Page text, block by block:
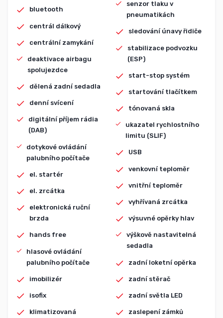
bluetooth
centrál dálkový
centrální zamykání
deaktivace airbagu
spolujezdce
dělená zadní sedadla
denní svícení
digitální příjem rádia
(DAB)
dotykové ovládání
palubního počítače
el. startér
el. zrcátka
elektronická ruční
brzda
hands free
hlasové ovládání
palubního počítače
imobilizér
isofix
klimatizovaná
senzor tlaku v
pneumatikách
sledování únavy řidiče
stabilizace podvozku
(ESP)
start-stop systém
startování tlačítkem
tónovaná skla
ukazatel rychlostního
limitu (SLIF)
USB
venkovní teploměr
vnitřní teploměr
vyhřívaná zrcátka
výsuvné opěrky hlav
výškově nastavitelná
sedadla
zadní loketní opěrka
zadní stěrač
zadní světla LED
zaslepení zámků